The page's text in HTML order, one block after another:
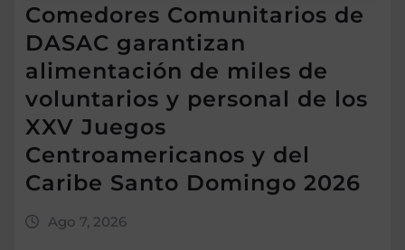
Comedores Comunitarios de
DASAC garantizan
alimentación de miles de
voluntarios y personal de los
XXV Juegos
Centroamericanos y del
Caribe Santo Domingo 2026
Ago 7, 2026